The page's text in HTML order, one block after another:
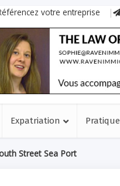
votre entreprise
Expatriation Pratique
Street Sea Port